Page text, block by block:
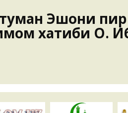
Эшони
хатиби О.